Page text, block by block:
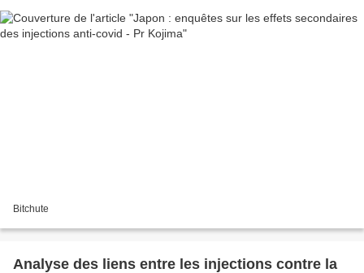
Bitchute
Analyse des liens entre les injections contre la